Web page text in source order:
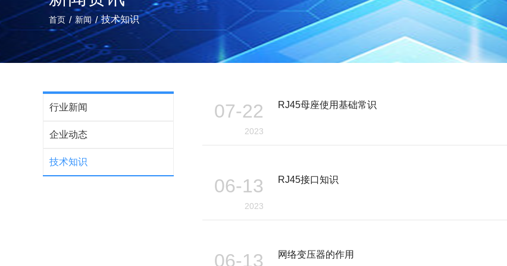
首页 / 新闻 /技术知识
行业新闻
企业动态
技术知识
07-22
2023
RJ45母座使用基础常识
06-13
2023
RJ45接口知识
06-13 网络变压器的作用